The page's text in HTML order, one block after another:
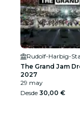
The Grand Jam
2027
29 may
Desde 30,00 €